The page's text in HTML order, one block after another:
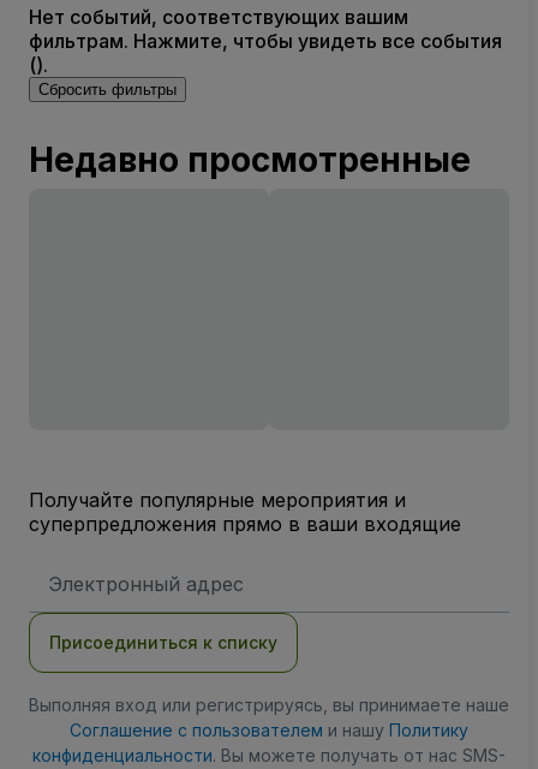
Нет событий, соответствующих вашим
фильтрам. Нажмите, чтобы увидеть все события
().
Сбросить фильтры
Недавно просмотренные
Получайте популярные мероприятия и
суперпредложения прямо в ваши входящие
электронной
Присоединиться к списку
Выполняя вход или регистрируясь, вы принимаете наше
Соглашение с пользователем и нашу Политику
конфиденциальности. Вы можете получать от нас SMS-